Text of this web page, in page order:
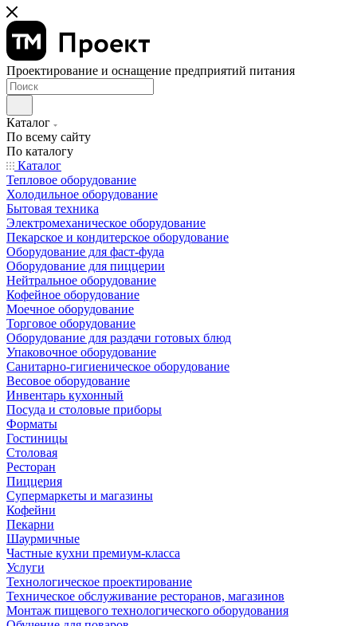
Проектирование и оснащение предприятий питания
Каталог
По всему сайту
По каталогу
Каталог
Тепловое оборудование
Холодильное оборудование
Бытовая техника
Электромеханическое оборудование
Пекарское и кондитерское оборудование
Оборудование для фаст-фуда
Оборудование для пиццерии
Нейтральное оборудование
Кофейное оборудование
Моечное оборудование
Торговое оборудование
Оборудование для раздачи готовых блюд
Упаковочное оборудование
Санитарно-гигиеническое оборудование
Весовое оборудование
Инвентарь кухонный
Посуда и столовые приборы
Форматы
Гостиницы
Столовая
Ресторан
Пиццерия
Супермаркеты и магазины
Кофейни
Пекарни
Шаурмичные
Частные кухни премиум-класса
Услуги
Технологическое проектирование
Техническое обслуживание ресторанов, магазинов
Монтаж пищевого технологического оборудования